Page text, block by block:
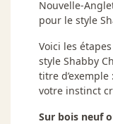
Nouvelle-
pour le style
Voici les
style Shabby
titre d’exemple
votre instinct
Sur bois neuf